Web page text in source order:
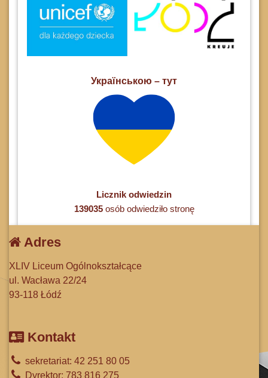
Українською – тут
Licznik odwiedzin
139035osób odwiedziło stronę
Adres
XLIV Liceum Ogólnokształcące
ul. Wacława 22/24
93-118 Łódź
Kontakt
sekretariat: 42 251 80 05
Dyrektor: 783 816 275